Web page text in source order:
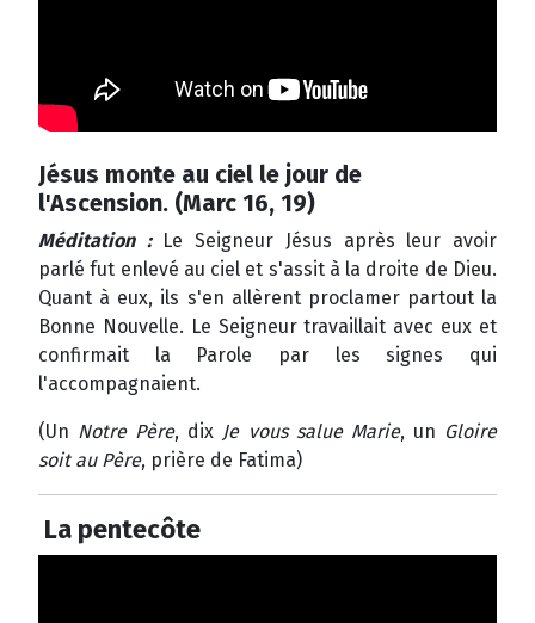
Jésus monte au ciel le jour de
l'Ascension. (Marc 16, 19)
Méditation : Le Seigneur Jésus après leur avoir
parlé fut enlevé au ciel et s'assit à la droite de Dieu.
Quant à eux, ils s'en allèrent proclamer partout la
Bonne Nouvelle. Le Seigneur travaillait avec eux et
confirmait la Parole par les signes qui
l'accompagnaient.
(Un Notre Père, dix Je vous salue Marie, un Gloire
soit au Père, prière de Fatima)
La pentecôte